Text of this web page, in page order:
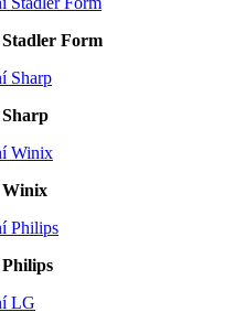
Form
Winix